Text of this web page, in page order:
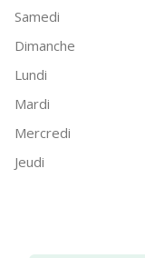
Samedi
Dimanche
Lundi
Mardi
Mercredi
Jeudi